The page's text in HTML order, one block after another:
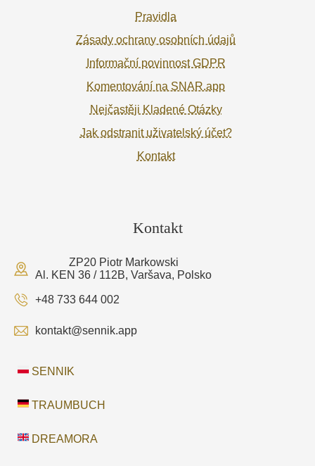
Pravidla
Zásady ochrany osobních údajů
Informační povinnost GDPR
Komentování na SNAR.app
Nejčastěji Kladené Otázky
Jak odstranit uživatelský účet?
Kontakt
Kontakt
ZP20 Piotr Markowski
Al. KEN 36 / 112B, Varšava, Polsko
+48 733 644 002
kontakt@sennik.app
SENNIK
TRAUMBUCH
DREAMORA